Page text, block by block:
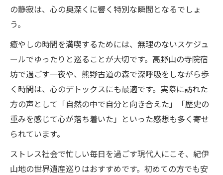
の静寂は、心の奥深くに響く特別な瞬間となるでしょ
う。
癒やしの時間を満喫するためには、無理のないスケジュ
ールでゆったりと巡ることが大切です。高野山の寺院宿
坊で過ごす一夜や、熊野古道の森で深呼吸をしながら歩
く時間は、心のデトックスにも最適です。実際に訪れた
方の声として「自然の中で自分と向き合えた」「歴史の
重みを感じて心が落ち着いた」といった感想も多く寄せ
られています。
ストレス社会で忙しい毎日を過ごす現代人にこそ、紀伊
山地の世界遺産巡りはおすすめです。初めての方でも安